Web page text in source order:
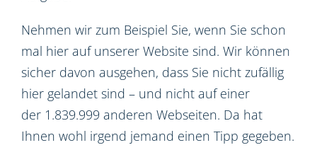
Nehmen wir zum Beispiel Sie, wenn Sie schon
mal hier auf unserer Website sind. Wir können
sicher davon ausgehen, dass Sie nicht zufällig
hier gelandet sind – und nicht auf einer
der 1.839.999 anderen Webseiten. Da hat
Ihnen wohl irgend jemand einen Tipp gegeben.